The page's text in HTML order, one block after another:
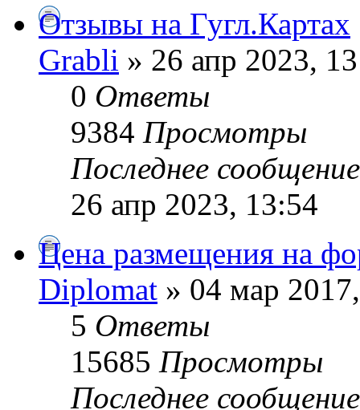
Отзывы на Гугл.Картах
Grabli » 26 апр 2023,
0 Ответы
9384 Просмотры
Последнее
26 апр 2023, 13:54
Цена размещения на
Diplomat » 04 мар
5 Ответы
15685 Просмотры
Последнее